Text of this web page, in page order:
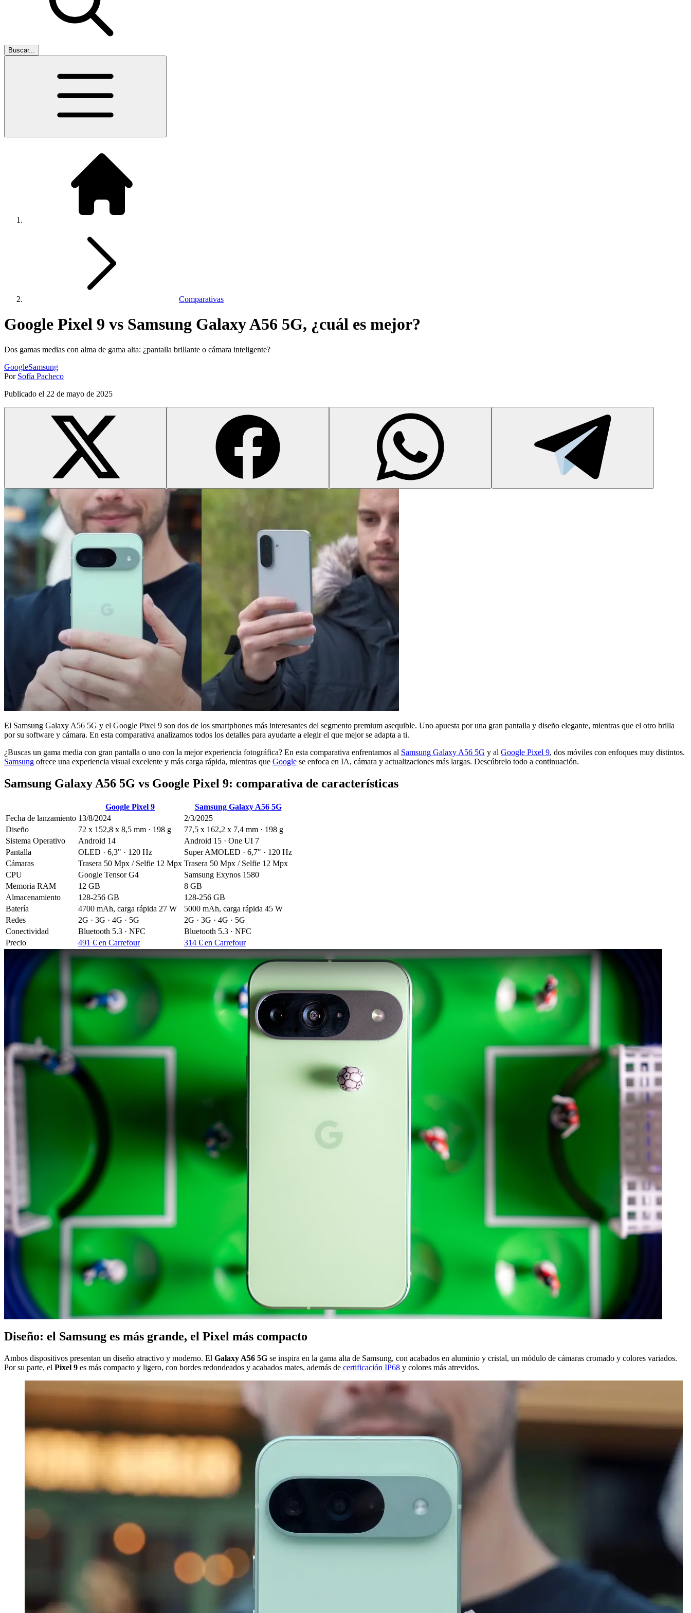
Buscar...
Comparativas
Google Pixel 9 vs Samsung Galaxy A56 5G, ¿cuál es mejor?
Dos gamas medias con alma de gama alta: ¿pantalla brillante o cámara inteligente?
GoogleSamsung
Por Sofía Pacheco
Publicado el 22 de mayo de 2025
El Samsung Galaxy A56 5G y el Google Pixel 9 son dos de los smartphones más interesantes del segmento premium asequible. Uno apuesta por una gran pantalla y diseño elegante, mientras que el otro brilla
por su software y cámara. En esta comparativa analizamos todos los detalles para ayudarte a elegir el que mejor se adapta a ti.
¿Buscas un gama media con gran pantalla o uno con la mejor experiencia fotográfica? En esta comparativa enfrentamos al Samsung Galaxy A56 5G y al Google Pixel 9, dos móviles con enfoques muy distintos.
Samsung ofrece una experiencia visual excelente y más carga rápida, mientras que Google se enfoca en IA, cámara y actualizaciones más largas. Descúbrelo todo a continuación.
Samsung Galaxy A56 5G vs Google Pixel 9: comparativa de características
Google Pixel 9
Samsung Galaxy A56 5G
Fecha de lanzamiento 13/8/2024
2/3/2025
Diseño
72 x 152,8 x 8,5 mm · 198 g
77,5 x 162,2 x 7,4 mm · 198 g
Sistema Operativo
Android 14
Android 15 · One UI 7
Pantalla
OLED · 6,3" · 120 Hz
Super AMOLED · 6,7" · 120 Hz
Cámaras
Trasera 50 Mpx / Selfie 12 Mpx Trasera 50 Mpx / Selfie 12 Mpx
CPU
Google Tensor G4
Samsung Exynos 1580
Memoria RAM
12 GB
8 GB
Almacenamiento
128-256 GB
128-256 GB
Batería
4700 mAh, carga rápida 27 W
5000 mAh, carga rápida 45 W
Redes
2G · 3G · 4G · 5G
2G · 3G · 4G · 5G
Conectividad
Bluetooth 5.3 · NFC
Bluetooth 5.3 · NFC
Precio
491 € en Carrefour 314 € en Carrefour
Diseño: el Samsung es más grande, el Pixel más compacto
Ambos dispositivos presentan un diseño atractivo y moderno. El Galaxy A56 5G se inspira en la gama alta de Samsung, con acabados en aluminio y cristal, un módulo de cámaras cromado y colores variados.
Por su parte, el Pixel 9 es más compacto y ligero, con bordes redondeados y acabados mates, además de certificación IP68 y colores más atrevidos.